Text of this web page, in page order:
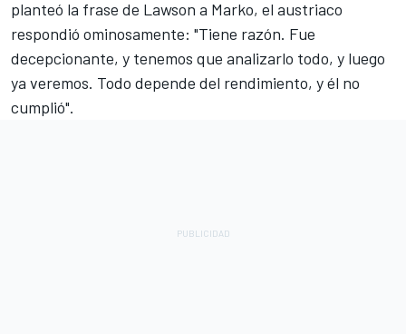
planteó la frase de Lawson a Marko, el austriaco
respondió ominosamente: "Tiene razón. Fue
decepcionante, y tenemos que analizarlo todo, y luego
ya veremos. Todo depende del rendimiento, y él no
cumplió".